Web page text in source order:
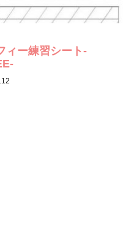
ィー練習シート-